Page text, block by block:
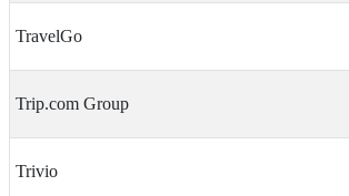
TravelGo
Trip.com Group
Trivio